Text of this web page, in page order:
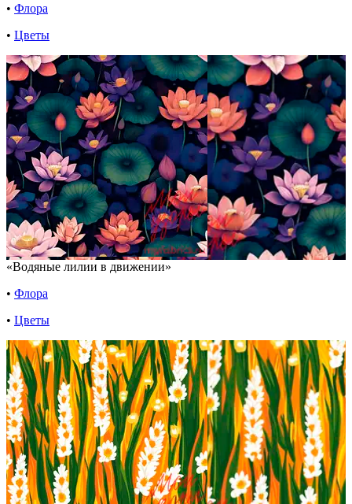
• Флора
• Цветы
«Водяные лилии в движении»
• Флора
• Цветы